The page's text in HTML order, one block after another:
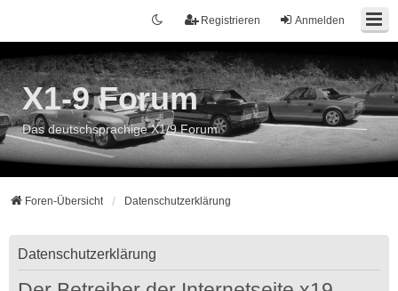
Anmelden
Registrieren
X1-9 Forum
Das deutschsprachige X1/9 Forum
Foren-Übersicht Datenschutzerklärung
Datenschutzerklärung